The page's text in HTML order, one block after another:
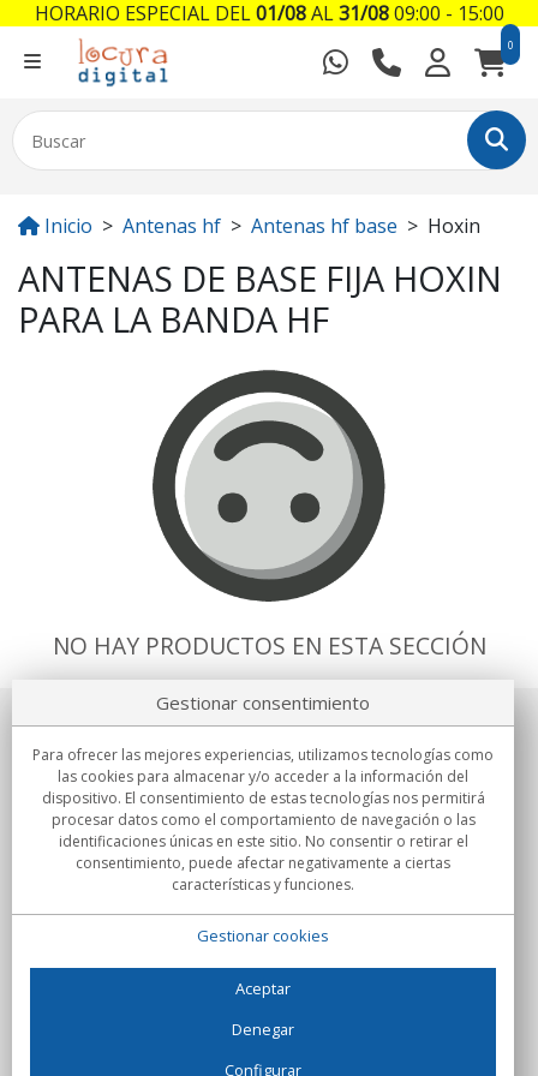
0
Inicio Antenas hf Antenas hf base Hoxin
ANTENAS DE BASE FIJA HOXIN
PARA LA BANDA HF
NO HAY PRODUCTOS EN ESTA SECCIÓN
Sobre nosotros
Compromisos
Compras
Gestionar consentimiento
Para ofrecer las mejores experiencias, utilizamos tecnologías como
las cookies para almacenar y/o acceder a la información del
dispositivo. El consentimiento de estas tecnologías nos permitirá
procesar datos como el comportamiento de navegación o las
identificaciones únicas en este sitio. No consentir o retirar el
consentimiento, puede afectar negativamente a ciertas
características y funciones.
Gestionar cookies
Aceptar
Denegar
Configurar
HORARIO ESPECIAL DEL01/08AL31/0809:00 - 15:00